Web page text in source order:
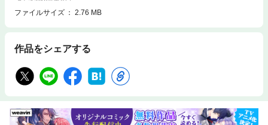
ファイルサイズ
2.76 MB
作品をシェアする